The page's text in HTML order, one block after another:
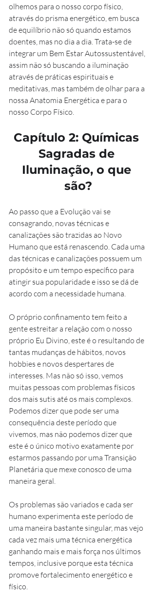
olhemos para o nosso corpo físico,
através do prisma energético, em busca
de equilíbrio não só quando estamos
doentes, mas no dia a dia. Trata-se de
integrar um Bem Estar Autossustentável,
assim não só buscando a iluminação
através de práticas espirituais e
meditativas, mas também de olhar para a
nossa Anatomia Energética e para o
nosso Corpo Físico.
Capítulo 2: Químicas
Sagradas de
Iluminação, o que
são?
Ao passo que a Evolução vai se
consagrando, novas técnicas e
canalizações são trazidas ao Novo
Humano que está renascendo. Cada uma
das técnicas e canalizações possuem um
propósito e um tempo específico para
atingir sua popularidade e isso se dá de
acordo com a necessidade humana.
O próprio confinamento tem feito a
gente estreitar a relação com o nosso
próprio Eu Divino, este é o resultando de
tantas mudanças de hábitos, novos
hobbies e novos despertares de
interesses. Mas não só isso, vemos
muitas pessoas com problemas físicos
dos mais sutis até os mais complexos.
Podemos dizer que pode ser uma
consequência deste período que
vivemos, mas não podemos dizer que
este é o único motivo exatamente por
estarmos passando por uma Transição
Planetária que mexe conosco de uma
maneira geral.
Os problemas são variados e cada ser
humano experimenta este período de
uma maneira bastante singular, mas vejo
cada vez mais uma técnica energética
ganhando mais e mais força nos últimos
tempos, inclusive porque esta técnica
promove fortalecimento energético e
físico.